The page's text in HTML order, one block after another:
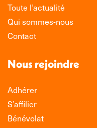
Toute l’actualité
Qui sommes-nous
Contact
Nous rejoindre
Adhérer
S’affilier
Bénévolat